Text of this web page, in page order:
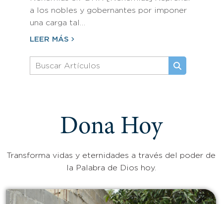
a los nobles y gobernantes por imponer
una carga tal…
LEER MÁS
Dona Hoy
Transforma vidas y eternidades a través del poder de
la Palabra de Dios hoy.